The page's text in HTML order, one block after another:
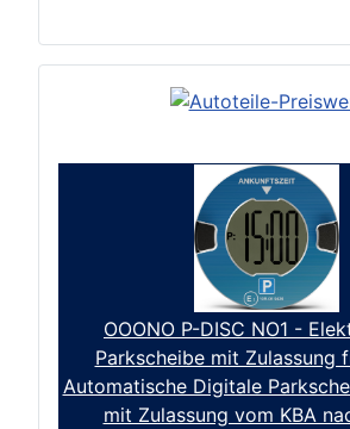
OOONO P-DISC NO1 -
Parkscheibe mit Zulassung
Automatische Digitale
mit Zulassung vom KBA